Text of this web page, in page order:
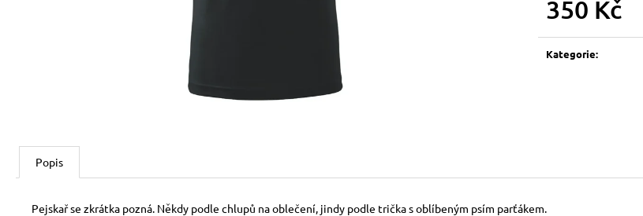
350 Kč
Kategorie:
Popis
Pejskař se zkrátka pozná. Někdy podle chlupů na oblečení, jindy podle trička s oblíbeným psím parťákem.
150 Kč